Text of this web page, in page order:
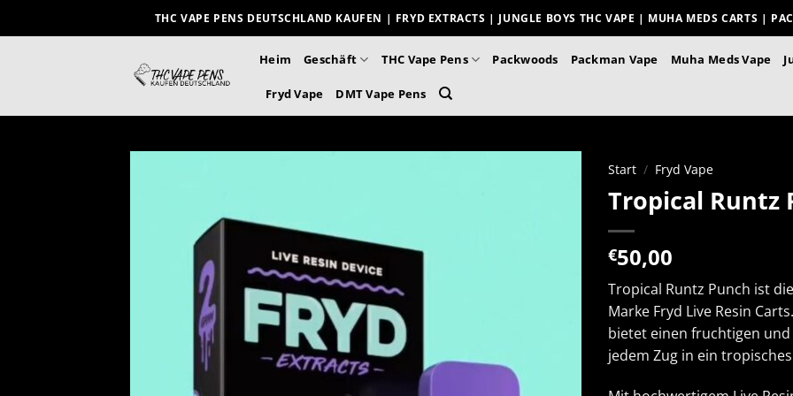
Inhalt
THC VAPE PENS DEUTSCHLAND KAUFEN | FRYD EXTRACTS | JUNGLE BOYS THC VAPE | MUHA MEDS CARTS |
Heim Geschäft THC Vape Pens Packwoods Packman Vape Muha Meds Vape
Fryd Vape DMT Vape Pens
Start / Fryd Vape
Tropical Runtz
€50,00
Tropical Runtz Punch ist
Marke Fryd Live Resin
bietet einen fruchtigen
jedem Zug in ein